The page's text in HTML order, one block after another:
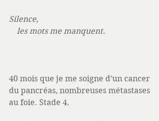
Silence,
    les mots me manquent.
40 mois que je me soigne d’un cancer
du pancréas, nombreuses métastases
au foie. Stade 4.